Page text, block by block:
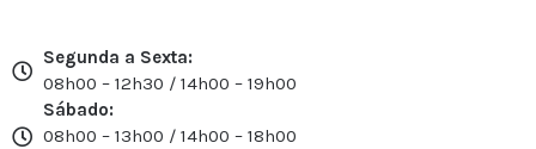
Segunda a Sexta:
08h00 – 12h30 / 14h00 – 19h00
Sábado:
08h00 – 13h00 / 14h00 – 18h00